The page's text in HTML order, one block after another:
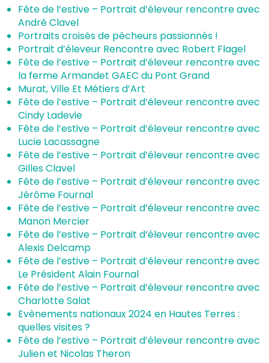
Fête de l’estive – Portrait d’éleveur rencontre avec
André Clavel
Portraits croisés de pêcheurs passionnés !
Portrait d’éleveur Rencontre avec Robert Flagel
Fête de l’estive – Portrait d’éleveur rencontre avec
la ferme Armandet GAEC du Pont Grand
Murat, Ville Et Métiers d’Art
Fête de l’estive – Portrait d’éleveur rencontre avec
Cindy Ladevie
Fête de l’estive – Portrait d’éleveur rencontre avec
Lucie Lacassagne
Fête de l’estive – Portrait d’éleveur rencontre avec
Gilles Clavel
Fête de l’estive – Portrait d’éleveur rencontre avec
Jérôme Fournal
Fête de l’estive – Portrait d’éleveur rencontre avec
Manon Mercier
Fête de l’estive – Portrait d’éleveur rencontre avec
Alexis Delcamp
Fête de l’estive – Portrait d’éleveur rencontre avec
Le Président Alain Fournal
Fête de l’estive – Portrait d’éleveur rencontre avec
Charlotte Salat
Evènements nationaux 2024 en Hautes Terres :
quelles visites ?
Fête de l’estive – Portrait d’éleveur rencontre avec
Julien et Nicolas Theron